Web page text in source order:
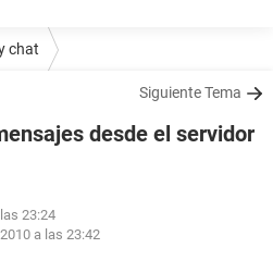
chat
Siguiente Tema
desde el servidor
23:24
a las 23:42